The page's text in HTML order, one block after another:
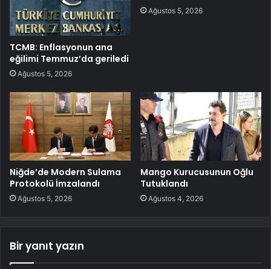
TCMB: Enflasyonun ana
eğilimi Temmuz’da geriledi
Ağustos 5, 2026
Ağustos 5, 2026
Niğde’de Modern Sulama
Protokolü İmzalandı
Ağustos 5, 2026
Mango Kurucusunun Oğlu
Tutuklandı
Ağustos 4, 2026
Bir yanıt yazın